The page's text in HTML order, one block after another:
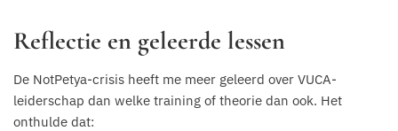
Reflectie en geleerde lessen
De NotPetya-crisis heeft me meer geleerd over VUCA-
leiderschap dan welke training of theorie dan ook. Het
onthulde dat: